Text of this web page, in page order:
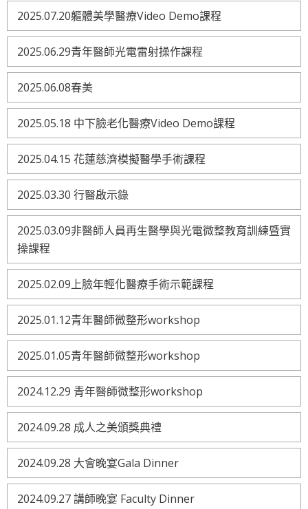
2025.07.20軀體美學醫療Video Demo課程
2025.06.29青年醫師光電雷射操作課程
2025.06.08春美
2025.05.18 中下臉老化醫療Video Demo課程
2025.04.15 花蓮慈濟模擬醫學手術課程
2025.03.30 行醫啟示錄
2025.03.09非醫師人員再生醫學與光電微整教育訓練暨實
操課程
2025.02.09上臉年輕化醫療手術示範課程
2025.01.12青年醫師微整形workshop
2025.01.05青年醫師微整形workshop
2024.12.29 青年醫師微整形workshop
2024.09.28 成人之美頒獎典禮
2024.09.28 大會晚宴Gala Dinner
2024.09.27 講師晚宴 Faculty Dinner